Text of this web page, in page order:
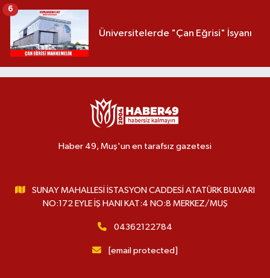
Üniversitelerde "Çan Eğrisi" İsyanı
6
Haber 49, Muş'un en tarafsız gazetesi
SUNAY MAHALLESİ İSTASYON CADDESİ ATATÜRK BULVARI
NO:172 EYLE İŞ HANI KAT:4 NO:8 MERKEZ/MUŞ
04362122784
[email protected]